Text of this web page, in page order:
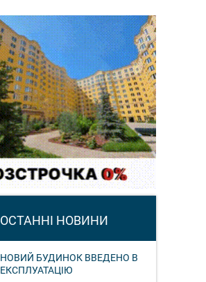
ОСТАННІ НОВИНИ
НОВИЙ БУДИНОК ВВЕДЕНО В
ЕКСПЛУАТАЦІЮ